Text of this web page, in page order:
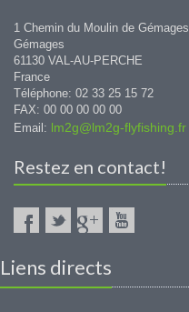
1 Chemin du Moulin de Gémages
Gémages
61130 VAL-AU-PERCHE
France
Téléphone: 02 33 25 15 72
FAX: 00 00 00 00 00
Email: lm2g@lm2g-flyfishing.fr
Restez en contact!
Liens directs